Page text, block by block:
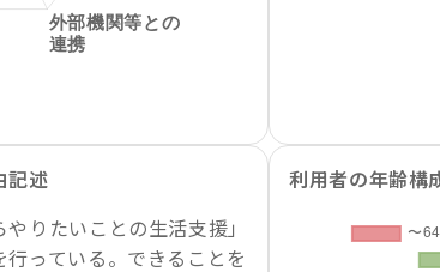
記述
りたいことの生活支援」
っている。できることを
利用者の年齢構